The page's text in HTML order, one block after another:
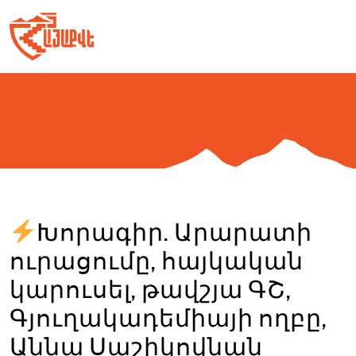
to
content
Խորագիր. Արարատի
ուրացումը, հայկական
կարուսել, թավշյա ԳՇ,
Գյուղակադեմիայի ողբը,
Աննա Սաշիկովնան